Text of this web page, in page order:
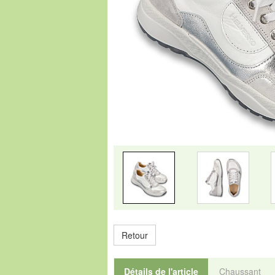
Retour
Détails de l'article Chaussant